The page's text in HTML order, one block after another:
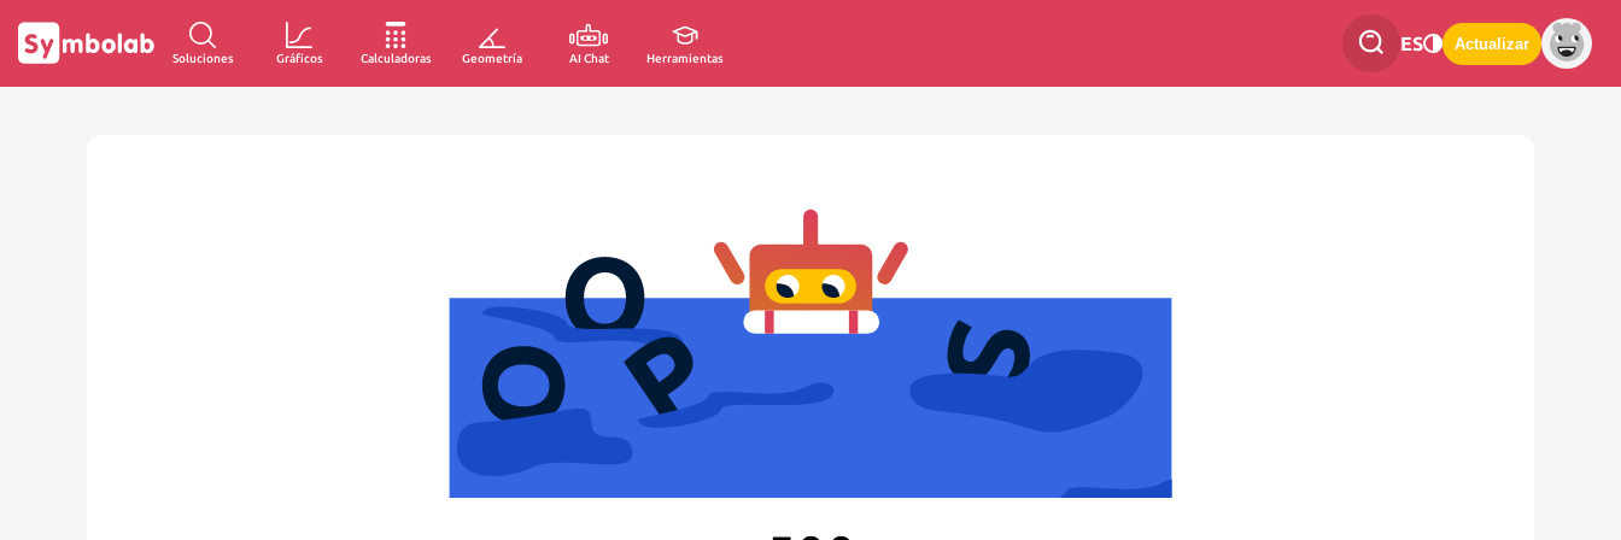
Soluciones Gráficos Calculadoras Geometría AI Chat Herramientas
ES Actualizar